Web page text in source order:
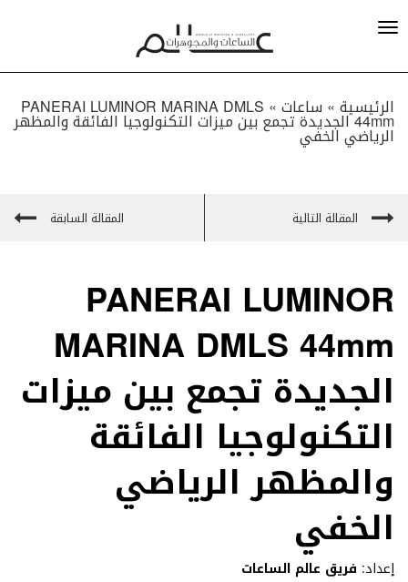
الرئيسية » ساعات»
PANERAI LUMINOR MARINA DMLS
44mm الجديدة تجمع بين ميزات التكنولوجيا الفائقة والمظهر
الرياضي الخفي
المقالة التالية المقالة السابقة
PANERAI LUMINOR
MARINA DMLS 44mm
الجديدة تجمع بين ميزات
التكنولوجيا الفائقة
والمظهر الرياضي
الخفي
إعداد: فريق عالم الساعات